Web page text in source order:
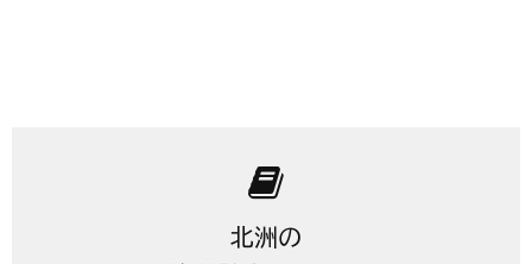
北洲の